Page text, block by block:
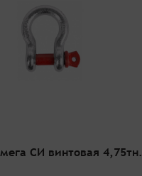
СИ винтовая 4,75тн.